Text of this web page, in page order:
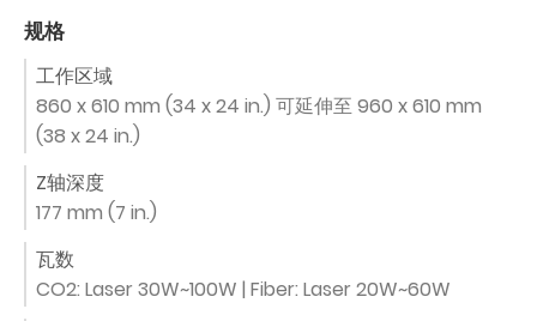
规格
工作区域
860 x 610 mm (34 x 24 in.) 可延伸至 960 x 610 mm
(38 x 24 in.)
Z轴深度
177 mm (7 in.)
瓦数
CO2: Laser 30W~100W | Fiber: Laser 20W~60W